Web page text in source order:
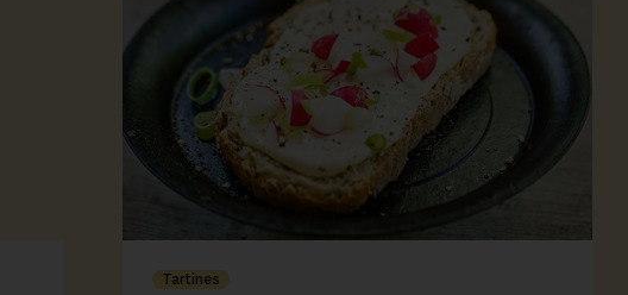
Tartines